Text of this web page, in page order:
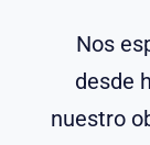
Nos
desde
nuestro